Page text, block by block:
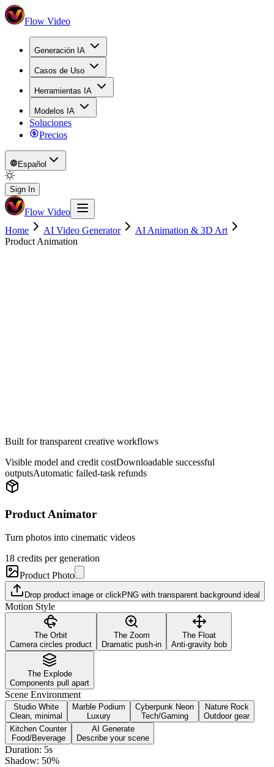
Flow Video
Generación IA
Casos de Uso
Herramientas IA
Modelos IA
Soluciones
Precios
Español
Sign In
Flow Video
Home
AI Video Generator
AI Animation & 3D Art
Product Animation
Built for transparent creative workflows
Visible model and credit costDownloadable successful
outputsAutomatic failed-task refunds
Product Animator
Turn photos into cinematic videos
18 credits per generation
Product Photo
Drop product image or clickPNG with transparent background ideal
Motion Style
The Orbit
Camera circles product
The Zoom
Dramatic push-in
The Float
Anti-gravity bob
The Explode
Components pull apart
Scene Environment
Studio White
Clean, minimal
Marble Podium
Luxury
Cyberpunk Neon
Tech/Gaming
Nature Rock
Outdoor gear
Kitchen Counter
Food/Beverage
AI Generate
Describe your scene
Duration: 5s
Shadow: 50%